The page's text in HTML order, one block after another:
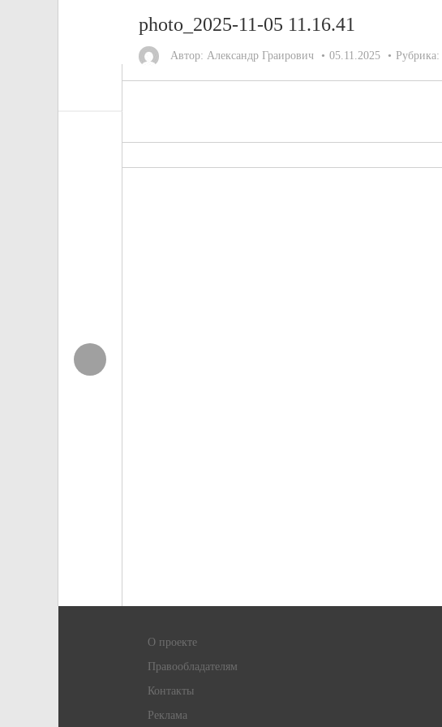
photo_2025-11-05 11.16.41
Автор: Александр Граирович 05.11.2025 Рубрика:
О проекте
Правообладателям
Контакты
Реклама